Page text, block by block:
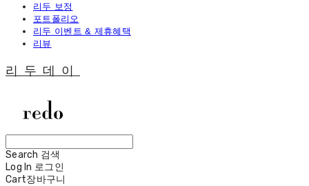
리두 보정
포트폴리오
리두 이벤트 & 제휴혜택
리뷰
리두데이
Search 검색
Log In 로그인
Cart장바구니